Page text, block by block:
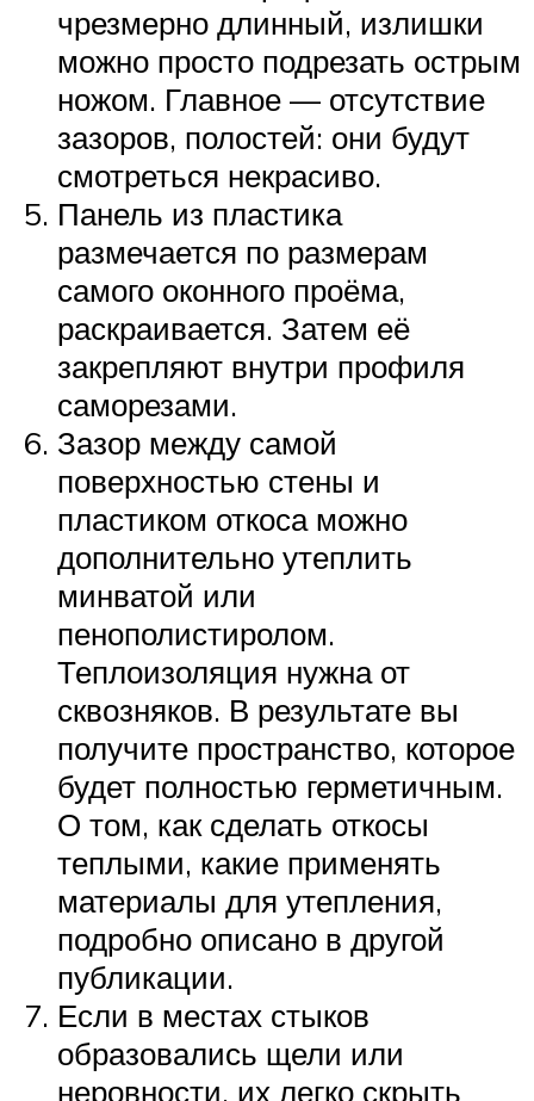
чрезмерно длинный, излишки
можно просто подрезать острым
ножом. Главное — отсутствие
зазоров, полостей: они будут
смотреться некрасиво.
Панель из пластика
размечается по размерам
самого оконного проёма,
раскраивается. Затем её
закрепляют внутри профиля
саморезами.
Зазор между самой
поверхностью стены и
пластиком откоса можно
дополнительно утеплить
минватой или
пенополистиролом.
Теплоизоляция нужна от
сквозняков. В результате вы
получите пространство, которое
будет полностью герметичным.
О том, как сделать откосы
теплыми, какие применять
материалы для утепления,
подробно описано в другой
публикации.
Если в местах стыков
образовались щели или
неровности, их легко скрыть